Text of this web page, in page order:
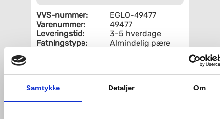
Samtykke Detaljer Om
VVS-nummer:
EGLO-49477
Varenummer:
49477
Leveringstid:
3-5 hverdage
Fatningstype:
Almindelig pære
Fri fragt fra 4.995,-